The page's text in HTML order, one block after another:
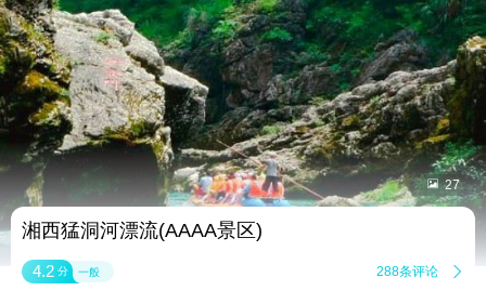
 27
湘西猛洞河漂流(AAAA景区)
4.2 分 一般 288条评论 
